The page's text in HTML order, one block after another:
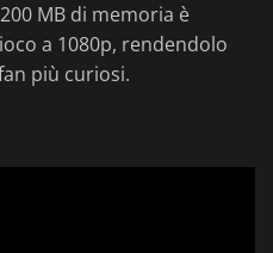
MB di memoria è
a 1080p, rendendolo
più curiosi.